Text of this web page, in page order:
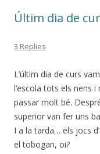
Últim dia de
3 Replies
L’últim dia de curs
l’escola tots els nens
passar molt bé.
superior van fer uns
I a la tarda… els jocs
el tobogan, oi?